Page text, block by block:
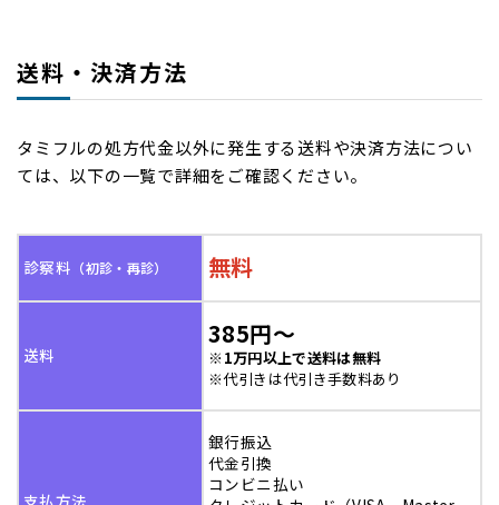
送料・決済方法
タミフルの処方代金以外に発生する送料や決済方法につい
ては、以下の一覧で詳細をご確認ください。
診察料 （初診・再診） 無料
送料
385円～
※ 1万円以上で送料は無料
※代引きは代引き手数料あり
銀行振込
代金引換
コンビニ払い